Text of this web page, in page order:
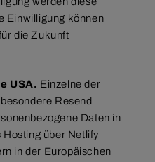
Einwilligung können
die Zukunft
USA. Einzelne der
Resend
Daten in
über Netlify
in der Europäischen